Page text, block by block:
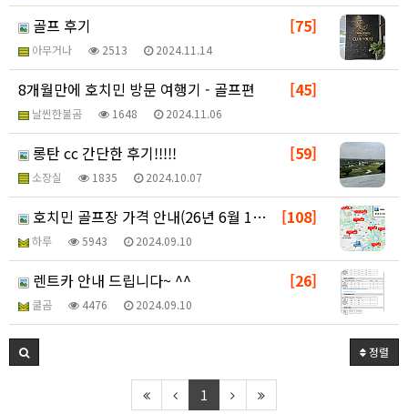
[75]
골프 후기
아무거나 2513 2024.11.14
[45]
8개월만에 호치민 방문 여행기 - 골프편
날씬한불곰 1648 2024.11.06
[59]
롱탄 cc 간단한 후기!!!!!
소장실 1835 2024.10.07
[108]
호치민 골프장 가격 안내(26년 6월 1일 기준)
하루 5943 2024.09.10
[26]
렌트카 안내 드립니다~ ^^
쿨곰 4476 2024.09.10
정렬
1